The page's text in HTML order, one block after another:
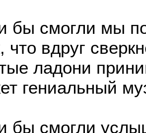
бы смогли мы
что вдруг
ладони
гениальный
бы смогли